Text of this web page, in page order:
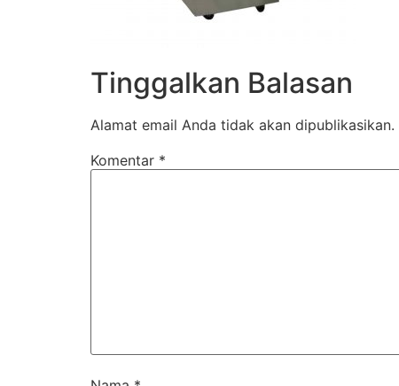
Tinggalkan Balasan
Alamat email Anda tidak akan dipublikasikan.
Komentar *